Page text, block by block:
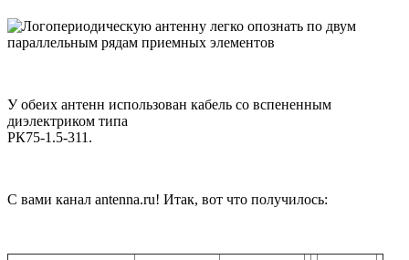
У обеих антенн использован кабель со вспененным
диэлектриком типа
РК75-1.5-311.
С вами канал antenna.ru! Итак, вот что получилось: